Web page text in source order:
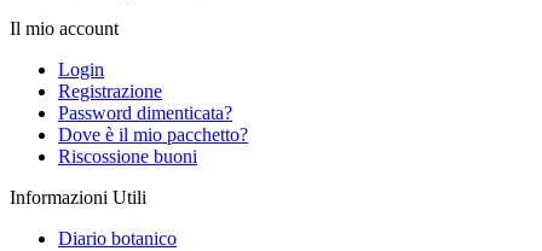
Il mio account
Login
Registrazione
Password dimenticata?
Dove è il mio pacchetto?
Riscossione buoni
Informazioni Utili
Diario botanico